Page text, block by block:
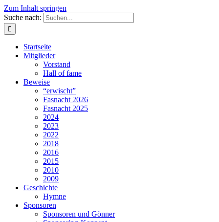
Zum Inhalt springen
Suche nach:
Startseite
Mitglieder
Vorstand
Hall of fame
Beweise
“erwischt”
Fasnacht 2026
Fasnacht 2025
2024
2023
2022
2018
2016
2015
2010
2009
Geschichte
Hymne
Sponsoren
Sponsoren und Gönner